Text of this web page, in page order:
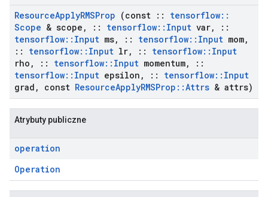
ResourceApplyRMSProp (const :: tensorflow::
Scope & scope , :: tensorflow:: Input var,
::
tensorflow:: Input ms, :: tensorflow:: Input mom,
::
tensorflow:: Input lr, :: tensorflow:: Input
rho , :: tensorflow:: Input momentum,
::
tensorflow:: Input epsilon , :: tensorflow:: Input
grad , const ResourceApplyRMSProp ::Attrs & attrs)
Atrybuty publiczne
operation
Operation